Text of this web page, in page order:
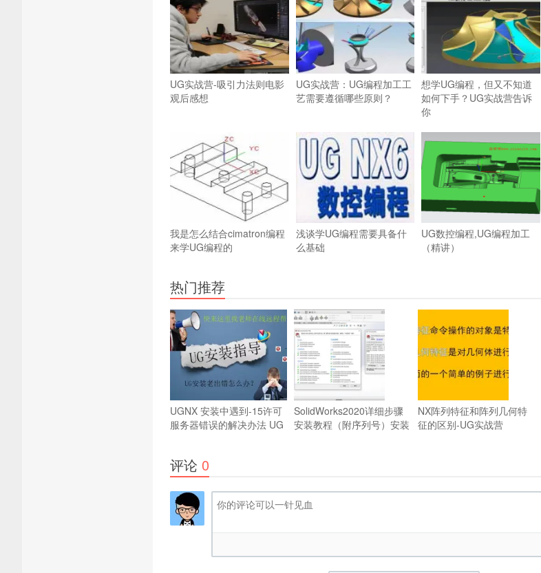
UG实战营-吸引力法则电影
观后感想
UG实战营：UG编程加工工
艺需要遵循哪些原则？
想学UG编程，但又不知道
如何下手？UG实战营告诉
你
我是怎么结合cimatron编程
来学UG编程的
浅谈学UG编程需要具备什
么基础
UG数控编程,UG编程加工
（精讲）
热门推荐
UGNX 安装中遇到-15许可
服务器错误的解决办法 UG
SolidWorks2020详细步骤
安装教程（附序列号）安装
NX阵列特征和阵列几何特
征的区别-UG实战营
评论 0